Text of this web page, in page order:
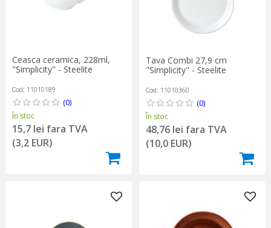
Ceasca ceramica, 228ml,
"Simplicity" - Steelite
Cod: 11010189
(0)
În stoc
15,7 lei fara TVA
(3,2 EUR)
Tava Combi 27,9 cm
"Simplicity" - Steelite
Cod: 11010360
(0)
În stoc
48,76 lei fara TVA
(10,0 EUR)